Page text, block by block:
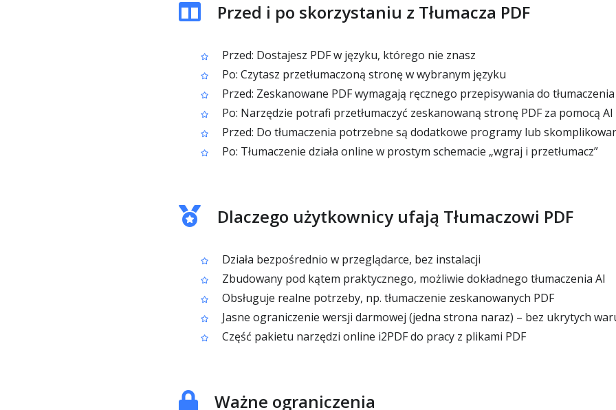
Przed i po skorzystaniu z Tłumacza PDF
Przed: Dostajesz PDF w języku, którego nie znasz
Po: Czytasz przetłumaczoną stronę w wybranym języku
Przed: Zeskanowane PDF wymagają ręcznego przepisywania do tłumaczenia
Po: Narzędzie potrafi przetłumaczyć zeskanowaną stronę PDF za pomocą AI
Przed: Do tłumaczenia potrzebne są dodatkowe programy lub
Po: Tłumaczenie działa online w prostym schemacie „wgraj i przetłumacz”
Dlaczego użytkownicy ufają Tłumaczowi PDF
Działa bezpośrednio w przeglądarce, bez instalacji
Zbudowany pod kątem praktycznego, możliwie dokładnego tłumaczenia AI
Obsługuje realne potrzeby, np. tłumaczenie zeskanowanych PDF
Jasne ograniczenie wersji darmowej (jedna strona naraz) – bez ukrytych
Część pakietu narzędzi online i2PDF do pracy z plikami PDF
Ważne ograniczenia